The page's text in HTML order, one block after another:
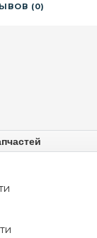
(0)